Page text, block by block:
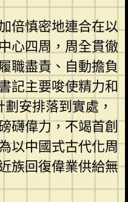
倍慎密地連合在以
心四周，周全貫徹
職盡責、自動擔負
記主要唆使精力和
劃安排落到實處，
礴偉力，不竭首創
以中國式古代化周
族回復偉業供給無